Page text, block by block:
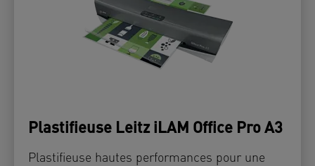
Plastifieuse Leitz iLAM Office Pro A3
Plastifieuse hautes performances pour une